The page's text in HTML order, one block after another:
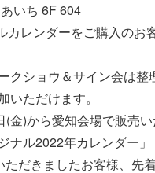
いち 6F 604
カレンダーをご購入のお
クショウ＆サイン会は整
いただけます。
(金)から愛知会場で販売
ナル2022年カレンダー
ただきましたお客様、先